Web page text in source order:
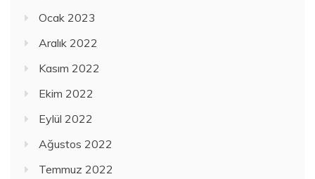
Ocak 2023
Aralık 2022
Kasım 2022
Ekim 2022
Eylül 2022
Ağustos 2022
Temmuz 2022